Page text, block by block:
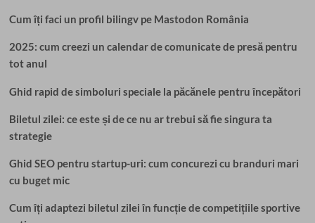
Cum îți faci un profil bilingv pe Mastodon România
2025: cum creezi un calendar de comunicate de presă pentru
tot anul
Ghid rapid de simboluri speciale la păcănele pentru începători
Biletul zilei: ce este și de ce nu ar trebui să fie singura ta
strategie
Ghid SEO pentru startup-uri: cum concurezi cu branduri mari
cu buget mic
Cum îți adaptezi biletul zilei în funcție de competițiile sportive